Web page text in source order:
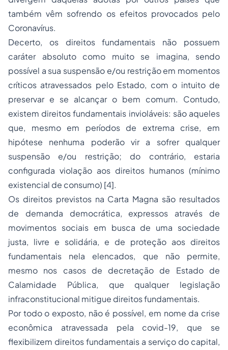
também vêm sofrendo os efeitos provocados pelo
Coronavírus.
Decerto, os direitos fundamentais não possuem
caráter absoluto como muito se imagina, sendo
possível a sua suspensão e/ou restrição em momentos
críticos atravessados pelo Estado, com o intuito de
preservar e se alcançar o bem comum. Contudo,
existem direitos fundamentais invioláveis: são aqueles
que, mesmo em períodos de extrema crise, em
hipótese nenhuma poderão vir a sofrer qualquer
suspensão e/ou restrição; do contrário, estaria
configurada violação aos direitos humanos (mínimo
existencial de consumo) [4].
Os direitos previstos na Carta Magna são resultados
de demanda democrática, expressos através de
movimentos sociais em busca de uma sociedade
justa, livre e solidária, e de proteção aos direitos
fundamentais nela elencados, que não permite,
mesmo nos casos de decretação de Estado de
Calamidade Pública, que qualquer legislação
infraconstitucional mitigue direitos fundamentais.
Por todo o exposto, não é possível, em nome da crise
econômica atravessada pela covid-19, que se
flexibilizem direitos fundamentais a serviço do capital,